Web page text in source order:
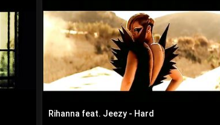
Rihanna feat. Jeezy - Hard